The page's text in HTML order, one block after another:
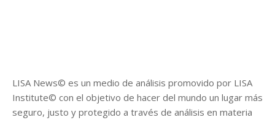
LISA News© es un medio de análisis promovido por LISA
Institute© con el objetivo de hacer del mundo un lugar más
seguro, justo y protegido a través de análisis en materia